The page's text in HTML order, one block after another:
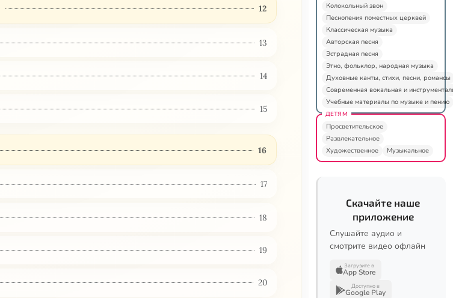
12
13
14
15
16
17
18
19
20
Колокольный звон
Песнопения поместных церквей
Классическая музыка
Авторская песня
Эстрадная песня
Этно, фольклор, народная музыка
Духовные канты, стихи, песни, романсы
Современная вокальная и
Учебные материалы по музыке и пению
ДЕТЯМ
Просветительское
Развлекательное
Художественное
Музыкальное
Скачайте наше
приложение
Слушайте аудио и
смотрите видео офлайн
Загрузите в
App Store
Доступно в
Google Play